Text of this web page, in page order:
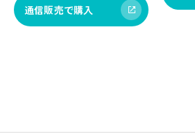
通信販売で購入